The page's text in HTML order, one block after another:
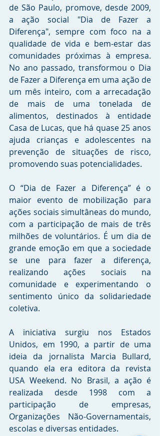
de São Paulo, promove, desde 2009,
a ação social "Dia de Fazer a
Diferença", sempre com foco na a
qualidade de vida e bem-estar das
comunidades próximas à empresa.
No ano passado, transformou o Dia
de Fazer a Diferença em uma ação de
um mês inteiro, com a arrecadação
de mais de uma tonelada de
alimentos, destinados à entidade
Casa de Lucas, que há quase 25 anos
ajuda crianças e adolescentes na
prevenção de situações de risco,
promovendo suas potencialidades.
O “Dia de Fazer a Diferença” é o
maior evento de mobilização para
ações sociais simultâneas do mundo,
com a participação de mais de três
milhões de voluntários. É um dia de
grande emoção em que a sociedade
se une para fazer a diferença,
realizando ações sociais na
comunidade e experimentando o
sentimento único da solidariedade
coletiva.
A iniciativa surgiu nos Estados
Unidos, em 1990, a partir de uma
ideia da jornalista Marcia Bullard,
quando ela era editora da revista
USA Weekend. No Brasil, a ação é
realizada desde 1998 com a
participação de empresas,
Organizações Não-Governamentais,
escolas e diversas entidades.